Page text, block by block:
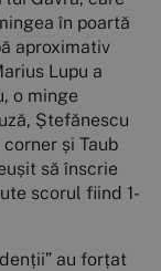
în poartă
aproximativ
Lupu a
o minge
Ștefănescu
și Taub
să înscrie
scorul fiind 1-
au forțat